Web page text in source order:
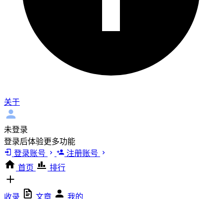
关于
未登录
登录后体验更多功能
登录账号
注册账号
首页
排行
收录 文章
我的